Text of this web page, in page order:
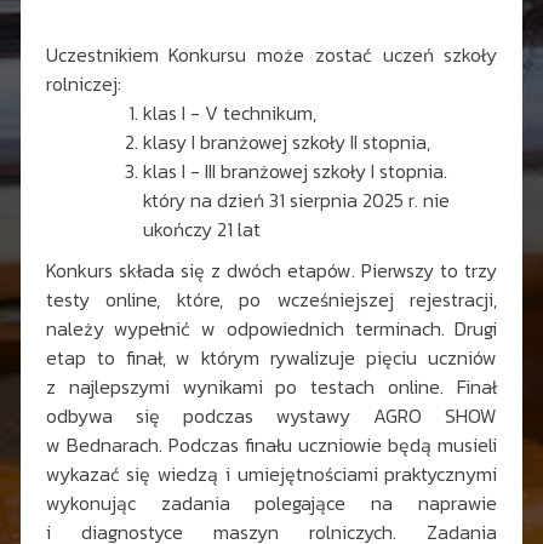
Uczestnikiem Konkursu może zostać uczeń szkoły
rolniczej:
klas I - V technikum,
klasy I branżowej szkoły II stopnia,
klas I - III branżowej szkoły I stopnia.
który na dzień 31 sierpnia 2025 r. nie
ukończy 21 lat
Konkurs składa się z dwóch etapów. Pierwszy to trzy
testy online, które, po wcześniejszej rejestracji,
należy wypełnić w odpowiednich terminach. Drugi
etap to finał, w którym rywalizuje pięciu uczniów
z najlepszymi wynikami po testach online. Finał
odbywa się podczas wystawy AGRO SHOW
w Bednarach. Podczas finału uczniowie będą musieli
wykazać się wiedzą i umiejętnościami praktycznymi
wykonując zadania polegające na naprawie
i diagnostyce maszyn rolniczych. Zadania